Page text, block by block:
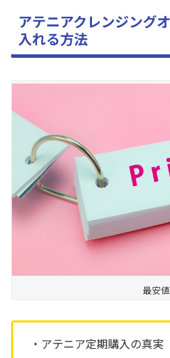
アテニアクレンジング
入れる方法
最安値
・アテニア定期購入の真実